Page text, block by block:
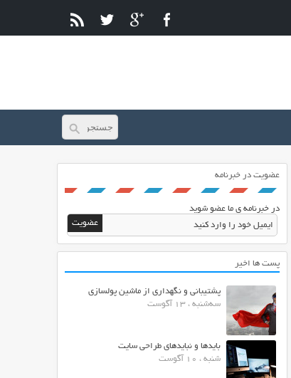
عضویت در خبرنامه
در خبرنامه ی ما عضو شوید
پست ها اخیر
پشتیبانی و نگهداری از ماشین پولسازی
سه‌شنبه ، 13 آگوست
بایدها و نبایدهای طراحی سایت
شنبه ، 10 آگوست